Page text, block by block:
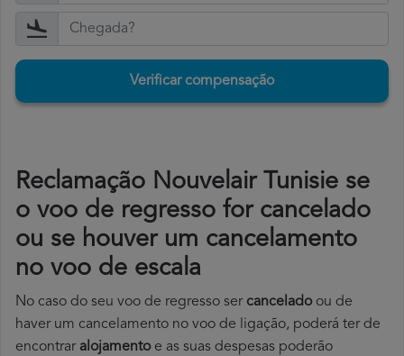
Verificar compensação
Reclamação Nouvelair Tunisie se
o voo de regresso for cancelado
ou se houver um cancelamento
no voo de escala
No caso do seu voo de regresso ser canceladoou de
haver um cancelamento no voo de ligação, poderá ter de
encontrar alojamentoe as suas despesas poderão